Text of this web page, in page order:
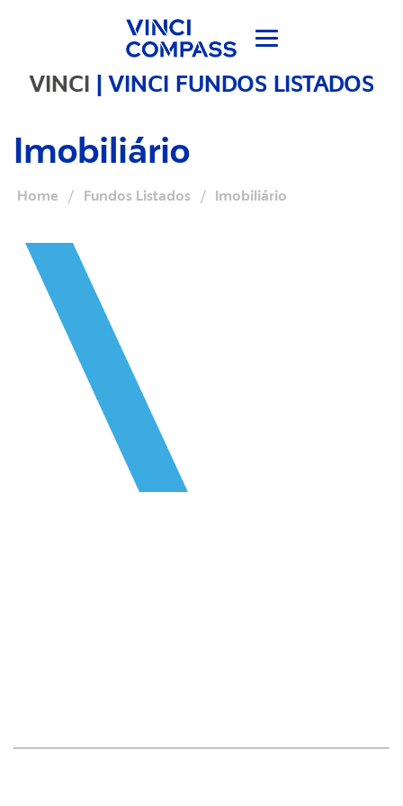
VINCI |VINCI FUNDOS LISTADOS
Imobiliário
Home / Fundos Listados / Imobiliário